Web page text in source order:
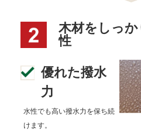
木材をしっ
性
優れた撥水
力
水性でも高い撥水力を保ち続
けます。